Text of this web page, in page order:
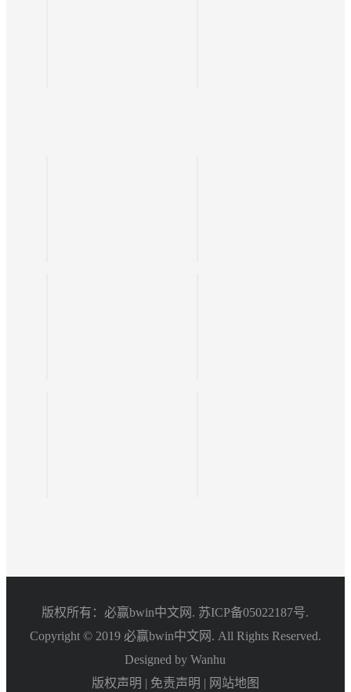
版权所有：必赢bwin中文网. 苏ICP备05022187号.
Copyright © 2019 必赢bwin中文网. All Rights Reserved.
Designed by Wanhu
版权声明 | 免责声明 | 网站地图